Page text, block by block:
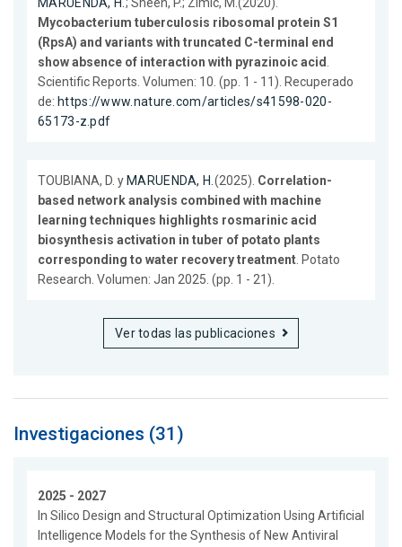
Mycobacterium tuberculosis ribosomal protein S1
(RpsA) and variants with truncated C-terminal end
show absence of interaction with pyrazinoic acid
Scientific Reports. Volumen: 10. (pp. 1 - 11). Recuperado
de: https://www.nature.com/articles/s41598-020-
65173-z.pdf
TOUBIANA, D. y MARUENDA, H. (2025). Correlation-
based network analysis combined with machine
learning techniques highlights rosmarinic acid
biosynthesis activation in tuber of potato plants
corresponding to water recovery treatment . Potato
Research. Volumen: Jan 2025. (pp. 1 - 21).
Ver todas las publicaciones
Investigaciones (31)
2025 - 2027
In Silico Design and Structural Optimization Using Artificial
Intelligence Models for the Synthesis of New Antiviral